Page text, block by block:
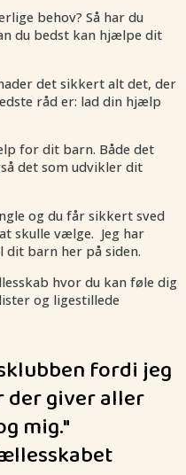
behov? Så har du
du bedst kan hjælpe dit
det sikkert alt det, der
råd er: lad din hjælp
for dit barn. Både det
det som udvikler dit
og du får sikkert sved
skulle vælge. Jeg har
barn her på siden.
hvor du kan føle dig
og ligestillede
fordi jeg
giver aller
mig."